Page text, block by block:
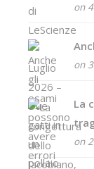
on
on
La
on